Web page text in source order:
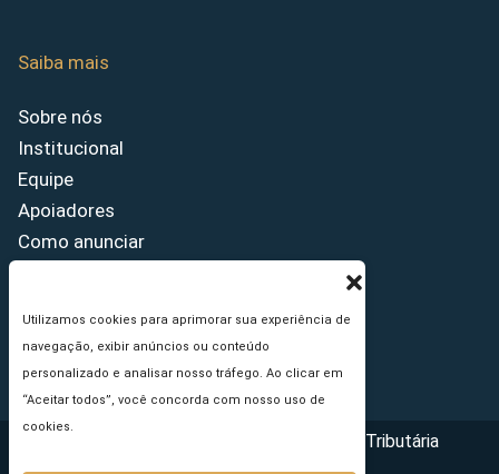
Utilizamos cookies para aprimorar sua experiência de
navegação, exibir anúncios ou conteúdo
personalizado e analisar nosso tráfego. Ao clicar em
“Aceitar todos”, você concorda com nosso uso de
cookies.
Saiba mais
Sobre nós
Institucional
Equipe
Apoiadores
Como anunciar
Princípios Editoriais
Copyright © 2026 - Portal da Reforma Tributária